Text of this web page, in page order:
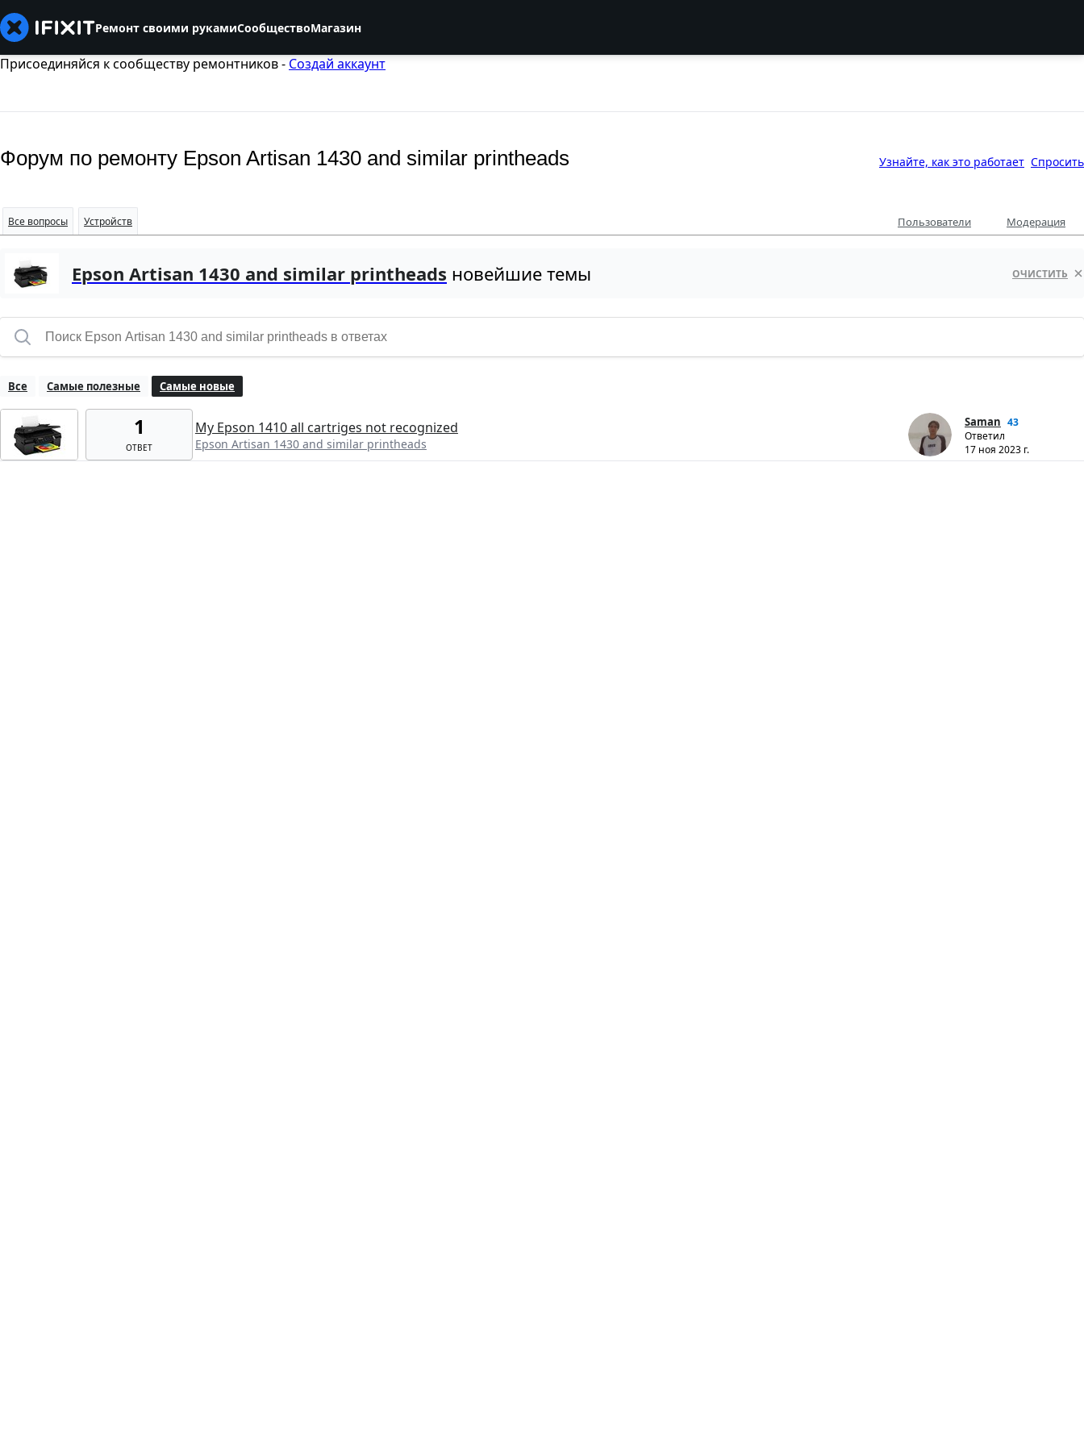
Ремонт своими рукамиСообществоМагазин
Присоединяйся к сообществу ремонтников - Создай аккаунт
Форум по ремонту Epson Artisan 1430 and similar printheads Узнайте, как это работает Спросить
Все вопросы Устройств Пользователи Модерация
Epson Artisan 1430 and similar printheads новейшие темы ОЧИСТИТЬ
Все Самые полезные Самые новые
1
ОТВЕТ
My Epson 1410 all cartriges not recognized
Epson Artisan 1430 and similar printheads
Saman 43
Ответил
17 ноя 2023 г.